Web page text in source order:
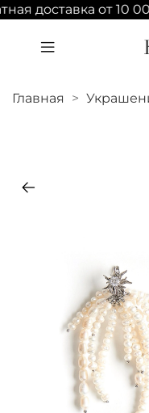
доставка от 10
Главная